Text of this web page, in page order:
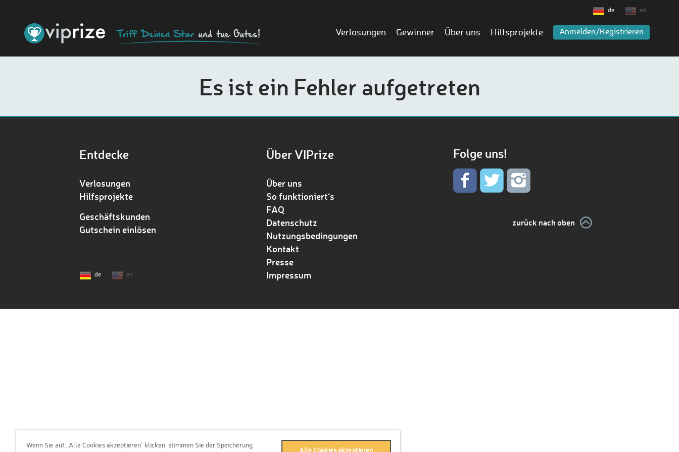
de en
Verlosungen Gewinner Über uns Hilfsprojekte Anmelden/Registrieren
Es ist ein Fehler aufgetreten
Entdecke
Verlosungen
Hilfsprojekte
Geschäftskunden
Gutschein einlösen
de en
Über VIPrize
Über uns
So funktioniert‘s
FAQ
Datenschutz
Nutzungsbedingungen
Kontakt
Presse
Impressum
Folge uns!
zurück nach oben
Wenn Sie auf „Alle Cookies akzeptieren“ klicken, stimmen Sie der Speicherung